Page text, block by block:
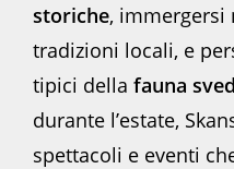
storiche, immergersi
tradizioni locali, e
tipici della fauna
durante l’estate,
spettacoli e eventi